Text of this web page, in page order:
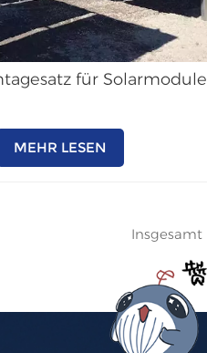
für Solarmodule
MEHR LESEN
Insgesamt